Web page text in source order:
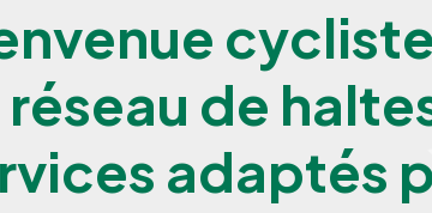
réseau de
adaptés